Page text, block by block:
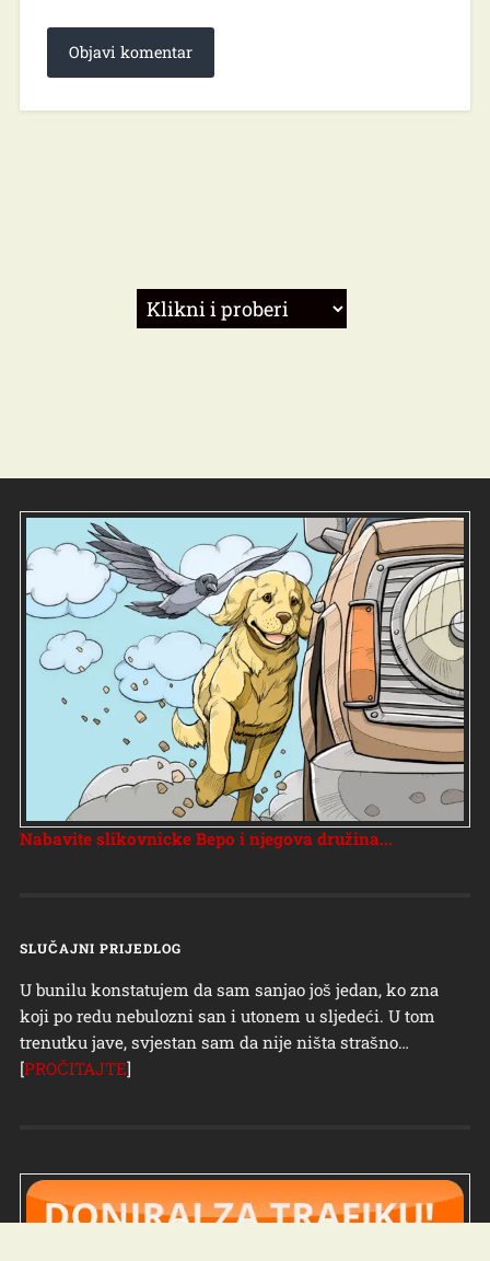
Nabavite slikovnicke Bepo i njegova družina...
SLUČAJNI PRIJEDLOG
U bunilu konstatujem da sam sanjao još jedan, ko zna
koji po redu nebulozni san i utonem u sljedeći. U tom
trenutku jave, svjestan sam da nije ništa strašno…
[PROČITAJTE]